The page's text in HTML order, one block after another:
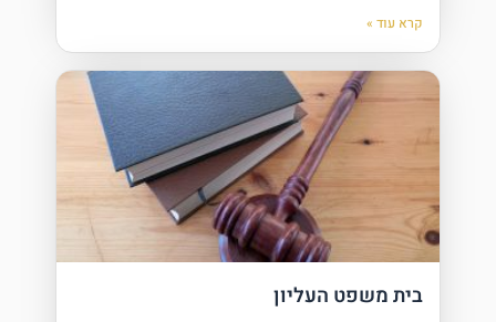
קרא עוד »
בית משפט העליון